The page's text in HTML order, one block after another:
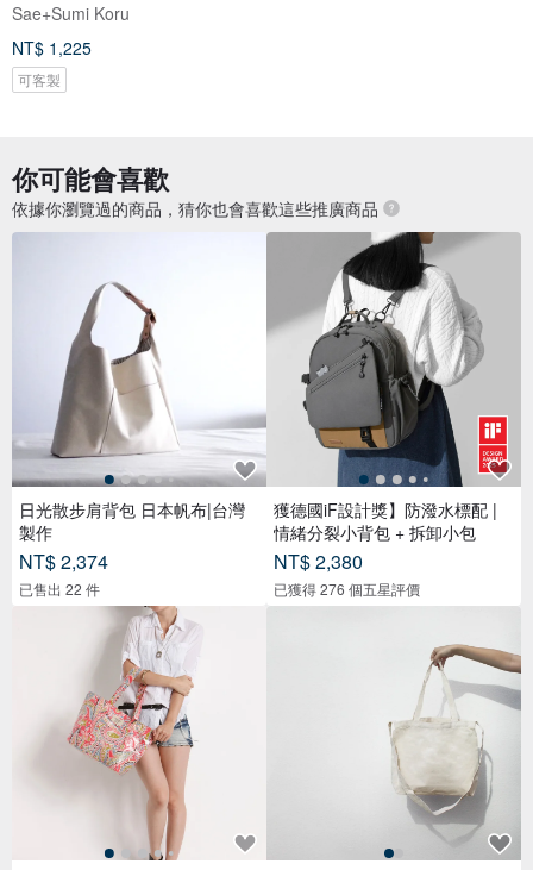
Sae+Sumi Koru
NT$ 1,225
可客製
你可能會喜歡
依據你瀏覽過的商品，猜你也會喜歡這些推廣商品
日光散步肩背包 日本帆布|台灣
製作
NT$ 2,374
已售出 22 件
獲德國iF設計獎】防潑水標配 |
情緒分裂小背包 + 拆卸小包
NT$ 2,380
已獲得 276 個五星評價